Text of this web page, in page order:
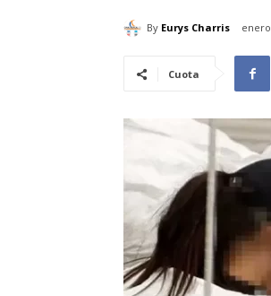
By Eurys Charris
Cuota